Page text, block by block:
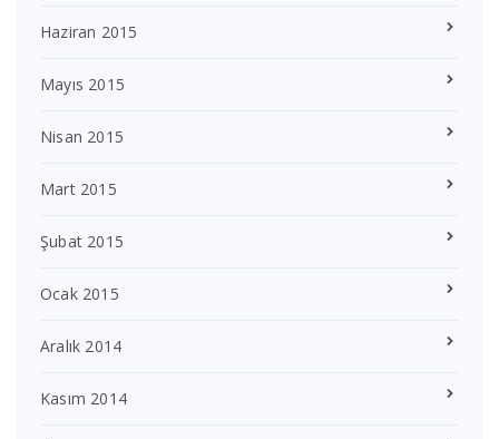
Haziran 2015
Mayıs 2015
Nisan 2015
Mart 2015
Şubat 2015
Ocak 2015
Aralık 2014
Kasım 2014